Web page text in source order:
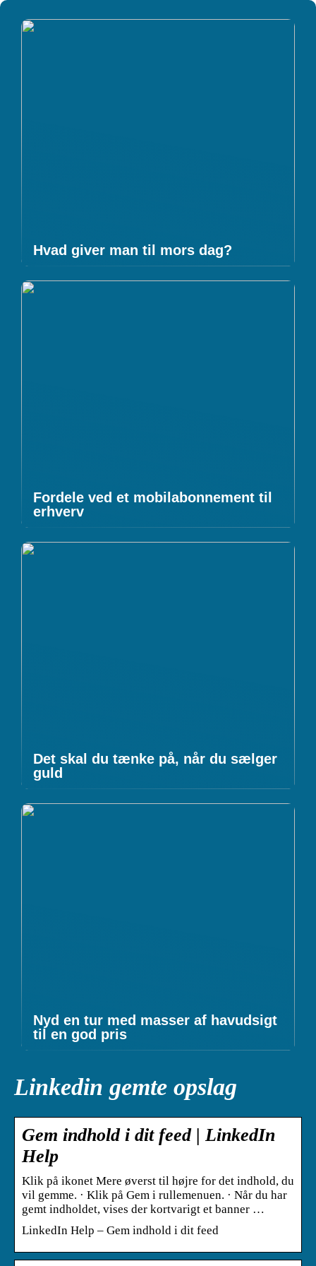
Hvad giver man til mors dag?
Fordele ved et mobilabonnement til
erhverv
Det skal du tænke på, når du sælger
guld
Nyd en tur med masser af havudsigt
til en god pris
Linkedin gemte opslag
Gem indhold i dit feed | LinkedIn
Help
Klik på ikonet Mere øverst til højre for det indhold, du
vil gemme. · Klik på Gem i rullemenuen. · Når du har
gemt indholdet, vises der kortvarigt et banner …
LinkedIn Help – Gem indhold i dit feed